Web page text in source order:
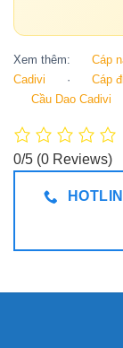
Xem thêm: Cáp
Cadivi
· Cáp
Cầu Dao Cadivi
0/5 (0 Reviews)